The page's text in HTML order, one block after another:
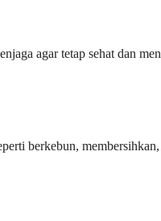
agar tetap sehat dan
berkebun,